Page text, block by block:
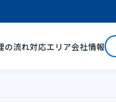
の流れ対応エリア会社情報